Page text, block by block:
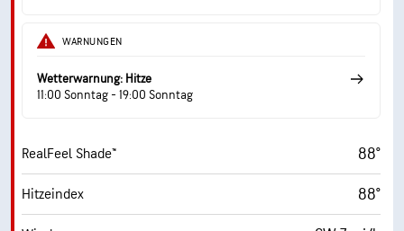
Sichtweite
WARNUNGEN
Wetterwarnung: Hitze
11:00 Sonntag - 19:00 Sonntag
RealFeel Shade™ 88°
Hitzeindex 88°